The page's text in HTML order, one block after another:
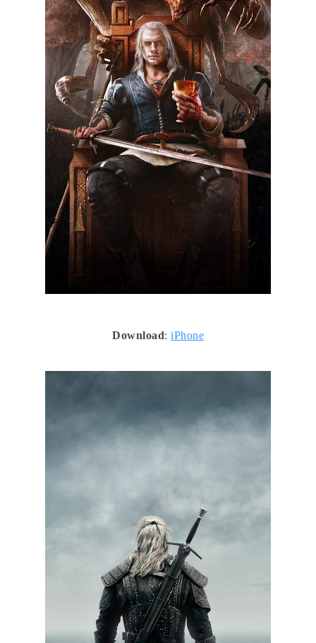
Download: iPhone